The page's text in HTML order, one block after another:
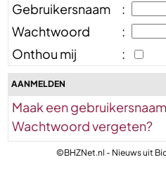
Gebruikersnaam
:
Wachtwoord
:
Onthou mij
:
AANMELDEN
Maak een
Wachtwoord vergeten?
©BHZNet.nl - Nieuws uit